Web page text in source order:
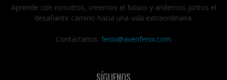
Aprende con nosotros, creemos el futuro y andemos juntos el
desafiante camino hacia una vida extraordinaria.
Contáctanos: fenix@avenfenix.com
SÍGUENOS